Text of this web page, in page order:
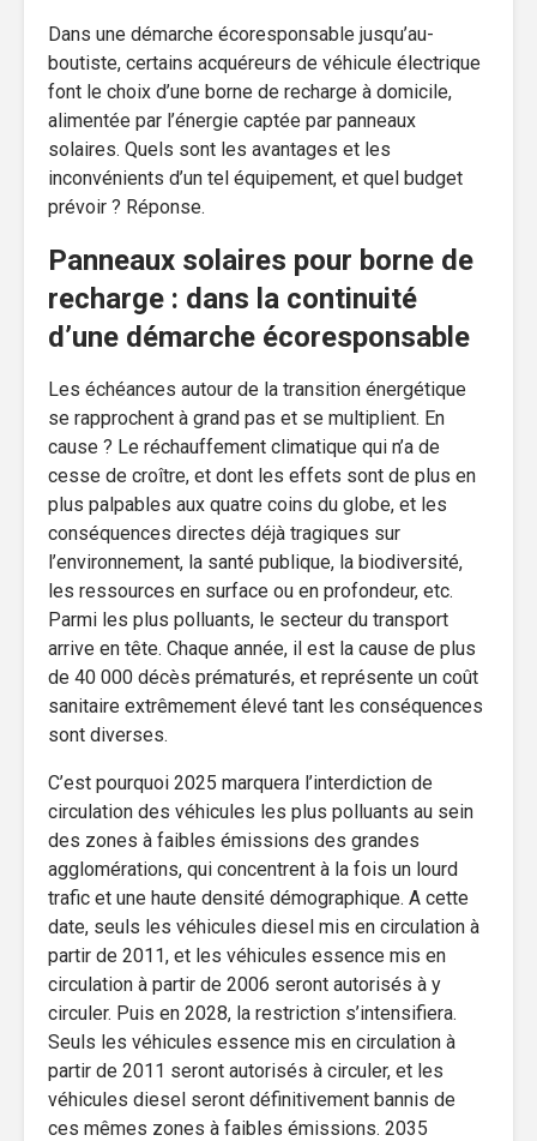
Dans une démarche écoresponsable jusqu’au-
boutiste, certains acquéreurs de véhicule électrique
font le choix d’une borne de recharge à domicile,
alimentée par l’énergie captée par panneaux
solaires. Quels sont les avantages et les
inconvénients d’un tel équipement, et quel budget
prévoir ? Réponse.
Panneaux solaires pour borne de
recharge : dans la continuité
d’une démarche écoresponsable
Les échéances autour de la transition énergétique
se rapprochent à grand pas et se multiplient. En
cause ? Le réchauffement climatique qui n’a de
cesse de croître, et dont les effets sont de plus en
plus palpables aux quatre coins du globe, et les
conséquences directes déjà tragiques sur
l’environnement, la santé publique, la biodiversité,
les ressources en surface ou en profondeur, etc.
Parmi les plus polluants, le secteur du transport
arrive en tête. Chaque année, il est la cause de plus
de 40 000 décès prématurés, et représente un coût
sanitaire extrêmement élevé tant les conséquences
sont diverses.
C’est pourquoi 2025 marquera l’interdiction de
circulation des véhicules les plus polluants au sein
des zones à faibles émissions des grandes
agglomérations, qui concentrent à la fois un lourd
trafic et une haute densité démographique. A cette
date, seuls les véhicules diesel mis en circulation à
partir de 2011, et les véhicules essence mis en
circulation à partir de 2006 seront autorisés à y
circuler. Puis en 2028, la restriction s’intensifiera.
Seuls les véhicules essence mis en circulation à
partir de 2011 seront autorisés à circuler, et les
véhicules diesel seront définitivement bannis de
ces mêmes zones à faibles émissions. 2035